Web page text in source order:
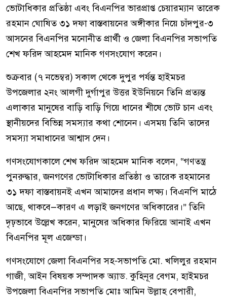
ভোটাধিকার প্রতিষ্ঠা এবং বিএনপির ভারপ্রাপ্ত চেয়ারম্যান তারেক
রহমান ঘোষিত ৩১ দফা বাস্তবায়নের অঙ্গীকার নিয়ে চাঁদপুর-৩
আসনের বিএনপির মনোনীত প্রার্থী ও জেলা বিএনপির সভাপতি
শেখ ফরিদ আহমেদ মানিক গণসংযোগ করেন।
শুক্রবার (৭ নভেম্বর) সকাল থেকে দুপুর পর্যন্ত হাইমচর
উপজেলার ২নং আলগী দুর্গাপুর উত্তর ইউনিয়নে তিনি প্রত্যন্ত
এলাকার মানুষের বাড়ি বাড়ি গিয়ে ধানের শীষে ভোট চান এবং
স্থানীয়দের বিভিন্ন সমস্যার কথা শোনেন। এসময় তিনি তাদের
সমস্যা সমাধানের আশ্বাস দেন।
গণসংযোগকালে শেখ ফরিদ আহমেদ মানিক বলেন, “গণতন্ত্র
পুনরুদ্ধার, জনগণের ভোটাধিকার প্রতিষ্ঠা ও তারেক রহমানের
৩১ দফা বাস্তবায়নই এখন আমাদের প্রধান লক্ষ্য। বিএনপি মাঠে
আছে, থাকবে—কারণ এ লড়াই জনগণের অধিকারের।” তিনি
দৃঢ়ভাবে উল্লেখ করেন, মানুষের অধিকার ফিরিয়ে আনাই এখন
বিএনপির মূল এজেন্ডা।
গণসংযোগে জেলা বিএনপির সহ-সভাপতি মো. খলিলুর রহমান
গাজী, আইন বিষয়ক সম্পাদক অ্যাড. কুহিনূর বেগম, হাইমচর
উপজেলা বিএনপির সভাপতি মোঃ আমিন উল্লাহ বেপারী,